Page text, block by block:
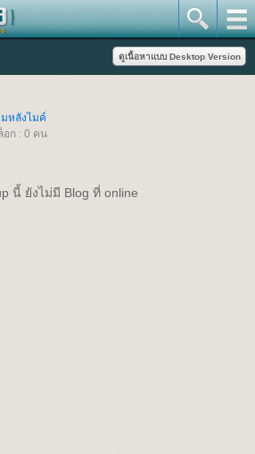
หลังไมค์
ก : 0 คน
นี้ ยังไม่มี Blog ที่ online